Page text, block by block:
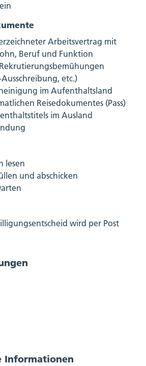
Arbeitsvertrag mit
Beruf und Funktion
Ausschreibung, etc.)
im Aufenthaltsland
Reisedokumentes (Pass)
im Ausland
lesen
und abschicken
wird per Post
Informationen